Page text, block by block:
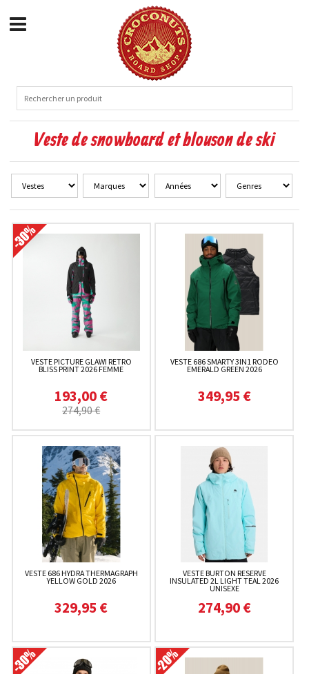
Veste de snowboard et blouson de ski
VESTE PICTURE GLAWI RETRO
BLISS PRINT 2026 FEMME
193,00 €
274,90 €
VESTE 686 SMARTY 3IN1 RODEO
EMERALD GREEN 2026
349,95 €
VESTE 686 HYDRA THERMAGRAPH
YELLOW GOLD 2026
329,95 €
VESTE BURTON RESERVE
INSULATED 2L LIGHT TEAL 2026
UNISEXE
274,90 €